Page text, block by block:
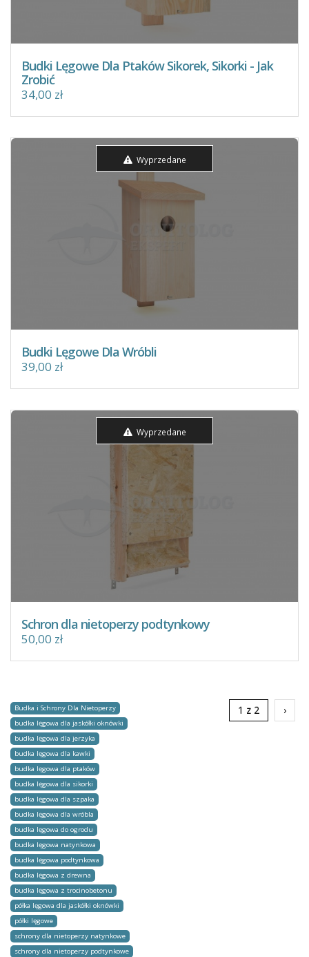
Budki Lęgowe Dla Ptaków Sikorek, Sikorki - Jak
Zrobić
34,00 zł
Wyprzedane
Budki Lęgowe Dla Wróbli
39,00 zł
Wyprzedane
Schron dla nietoperzy podtynkowy
50,00 zł
1 z 2 ›
Budka i Schrony Dla Nietoperzy
budka lęgowa dla jaskółki oknówki
budka lęgowa dla jerzyka
budka lęgowa dla kawki
budka lęgowa dla ptaków
budka lęgowa dla sikorki
budka lęgowa dla szpaka
budka lęgowa dla wróbla
budka lęgowa do ogrodu
budka lęgowa natynkowa
budka lęgowa podtynkowa
budka lęgowa z drewna
budka lęgowa z trocinobetonu
półka lęgowa dla jaskółki oknówki
półki lęgowe
schrony dla nietoperzy natynkowe
schrony dla nietoperzy podtynkowe